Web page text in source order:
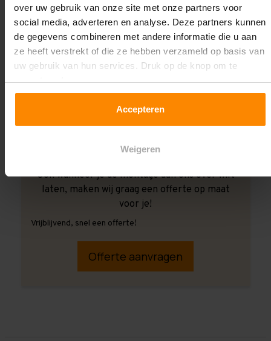
over uw gebruik van onze site met onze partners voor
social media, adverteren en analyse. Deze partners kunnen
de gegevens combineren met andere informatie die u aan
ze heeft verstrekt of die ze hebben verzameld op basis van
uw gebruik van hun services. Druk op de knop om te
accepteren!
Accepteren
Weigeren
Ook wanneer je de montage aan ons over wilt
laten, maken wij graag een offerte op maat
voor je!
Vrijblijvend, snel een offerte!
Offerte aanvragen